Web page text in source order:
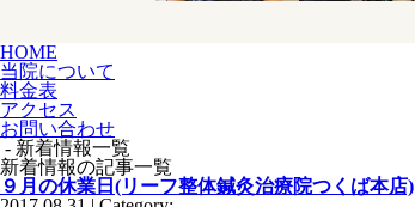
HOME
当院について
料金表
アクセス
お問い合わせ
- 新着情報一覧
新着情報の記事一覧
９月の休業日(リーフ整体鍼灸治療院つくば本店)